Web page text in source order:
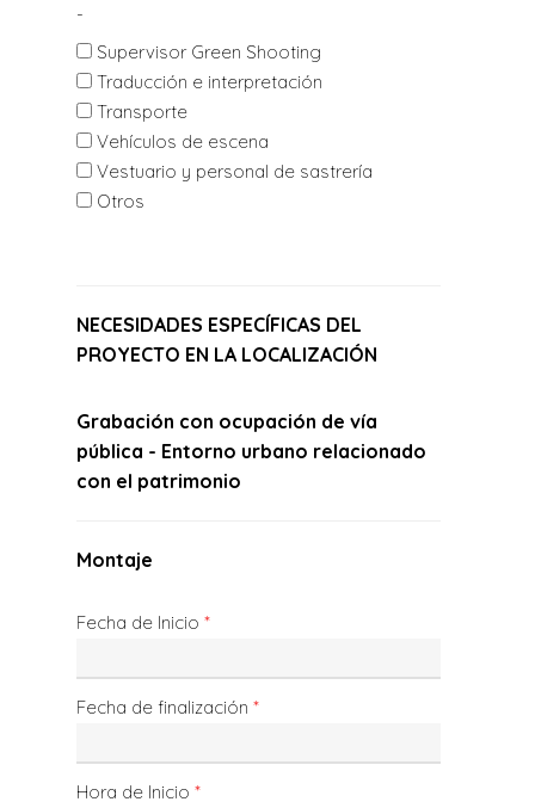
-
Supervisor Green Shooting
Traducción e interpretación
Transporte
Vehículos de escena
Vestuario y personal de sastrería
Otros
NECESIDADES ESPECÍFICAS DEL
PROYECTO EN LA LOCALIZACIÓN
Grabación con ocupación de vía
pública - Entorno urbano relacionado
con el patrimonio
Montaje
Fecha de Inicio*
Fecha de finalización*
Hora de Inicio*